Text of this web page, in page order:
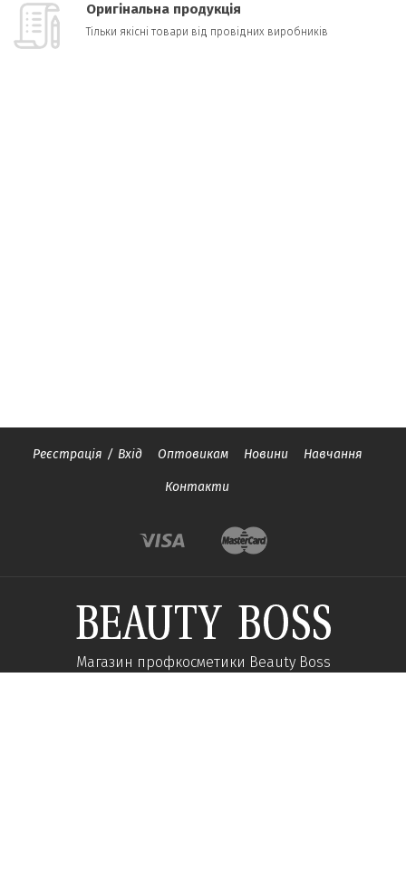
Оригінальна продукція
Тільки якісні товари від провідних виробників
Реєстрація / Вхід Оптовикам Новини Навчання
Контакти
Магазин профкосметики Beauty Boss